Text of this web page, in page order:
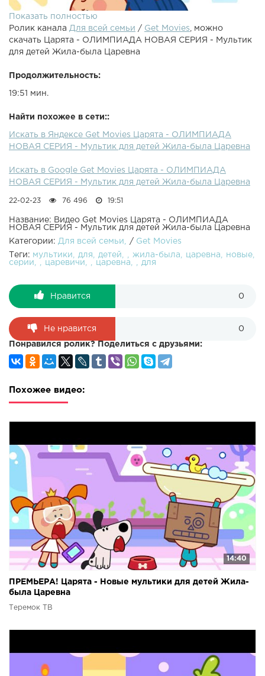
Показать полностью
Ролик канала Для всей семьи / Get Movies , можно
скачать Царята - ОЛИМПИАДА НОВАЯ СЕРИЯ - Мультик
для детей Жила-была Царевна
Продолжительность:
19:51 мин.
Найти похожее в сети::
Искать в Яндексе Get Movies Царята - ОЛИМПИАДА
НОВАЯ СЕРИЯ - Мультик для детей Жила-была Царевна
Искать в Google Get Movies Царята - ОЛИМПИАДА
НОВАЯ СЕРИЯ - Мультик для детей Жила-была Царевна
22-02-23 76 496 19:51
Название: Видео Get Movies Царята - ОЛИМПИАДА
НОВАЯ СЕРИЯ - Мультик для детей Жила-была Царевна
Категории: Для всей семьи / Get Movies
Теги: мультики для детей жила-была царевна
новые
серии
царевичи царевна для
Нравится 0
Не нравится 0
Понравился ролик? Поделиться с друзьями:
Похожее видео:
14:40
ПРЕМЬЕРА! Царята - Новые мультики для детей Жила-
была Царевна
Теремок ТВ